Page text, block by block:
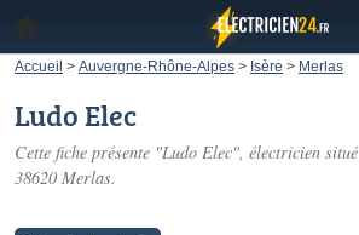
Accueil > Auvergne-Rhône-Alpes > Isère > Merlas
Ludo Elec
Cette fiche présente "Ludo Elec", électricien situé
38620 Merlas.